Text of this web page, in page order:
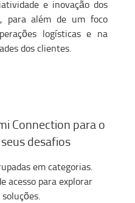
e inovação dos
para além de um foco
logísticas e na
dos clientes.
Connection para o
desafios
em categorias.
acesso para explorar